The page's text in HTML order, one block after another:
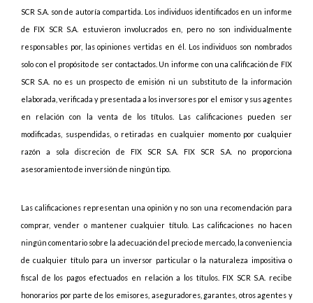
SCR S.A. son de autoría compartida. Los individuos identificados en un informe
de FIX SCR S.A. estuvieron involucrados en, pero no son individualmente
responsables por, las opiniones vertidas en él. Los individuos son nombrados
solo con el propósito de ser contactados. Un informe con una calificación de FIX
SCR S.A. no es un prospecto de emisión ni un substituto de la información
elaborada, verificada y presentada a los inversores por el emisor y sus agentes
en relación con la venta de los títulos. Las calificaciones pueden ser
modificadas, suspendidas, o retiradas en cualquier momento por cualquier
razón a sola discreción de FIX SCR S.A. FIX SCR S.A. no proporciona
asesoramiento de inversión de ningún tipo.
Las calificaciones representan una opinión y no son una recomendación para
comprar, vender o mantener cualquier título. Las calificaciones no hacen
ningún comentario sobre la adecuación del precio de mercado, la conveniencia
de cualquier título para un inversor particular o la naturaleza impositiva o
fiscal de los pagos efectuados en relación a los títulos. FIX SCR S.A. recibe
honorarios por parte de los emisores, aseguradores, garantes, otros agentes y